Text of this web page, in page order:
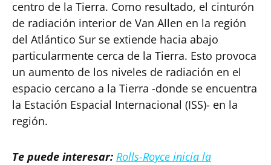
centro de la Tierra. Como resultado, el cinturón
de radiación interior de Van Allen en la región
del Atlántico Sur se extiende hacia abajo
particularmente cerca de la Tierra. Esto provoca
un aumento de los niveles de radiación en el
espacio cercano a la Tierra -donde se encuentra
la Estación Espacial Internacional (ISS)- en la
región.
Te puede interesar: Rolls-Royce inicia la